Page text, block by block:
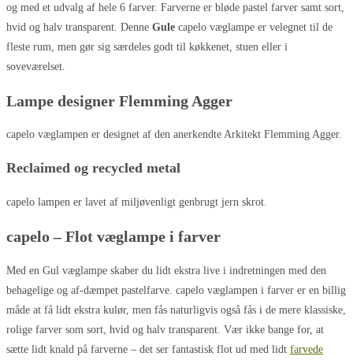
og med et udvalg af hele 6 farver. Farverne er bløde pastel farver samt sort,
hvid og halv transparent. Denne Gule capelo væglampe er velegnet til de
fleste rum, men gør sig særdeles godt til køkkenet, stuen eller i
soveværelset.
Lampe designer Flemming Agger
capelo væglampen er designet af den anerkendte Arkitekt Flemming Agger.
Reclaimed og recycled metal
capelo lampen er lavet af miljøvenligt genbrugt jern skrot.
capelo – Flot væglampe i farver
Med en Gul væglampe skaber du lidt ekstra live i indretningen med den
behagelige og af-dæmpet pastelfarve. capelo væglampen i farver er en billig
måde at få lidt ekstra kulør, men fås naturligvis også fås i de mere klassiske,
rolige farver som sort, hvid og halv transparent. Vær ikke bange for, at
sætte lidt knald på farverne – det ser fantastisk flot ud med lidt farvede